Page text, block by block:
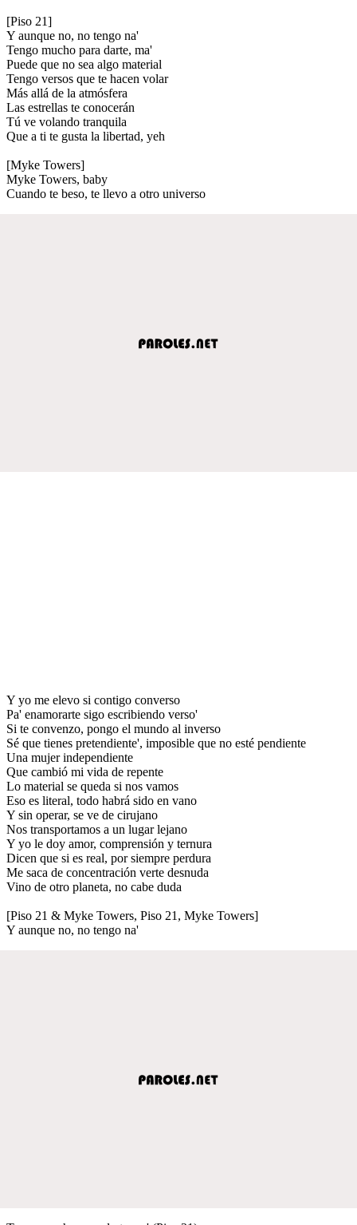
[Piso 21]
Y aunque no, no tengo na'
Tengo mucho para darte, ma'
Puede que no sea algo material
Tengo versos que te hacen volar
Más allá de la atmósfera
Las estrellas te conocerán
Tú ve volando tranquila
Que a ti te gusta la libertad, yeh
[Myke Towers]
Myke Towers, baby
Cuando te beso, te llevo a otro universo
Y yo me elevo si contigo converso
Pa' enamorarte sigo escribiendo verso'
Si te convenzo, pongo el mundo al inverso
Sé que tienes pretendiente', imposible que no esté pendiente
Una mujer independiente
Que cambió mi vida de repente
Lo material se queda si nos vamos
Eso es literal, todo habrá sido en vano
Y sin operar, se ve de cirujano
Nos transportamos a un lugar lejano
Y yo le doy amor, comprensión y ternura
Dicen que si es real, por siempre perdura
Me saca de concentración verte desnuda
Vino de otro planeta, no cabe duda
[Piso 21 & Myke Towers, Piso 21, Myke Towers]
Y aunque no, no tengo na'